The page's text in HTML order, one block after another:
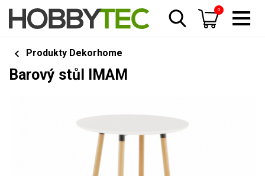
0
Produkty Dekorhome
Barový stůl IMAM